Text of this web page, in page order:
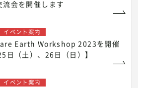
会を開催します
イベント案内
Earth Workshop 2023を開催
日（土）、26日（日）】
イベント案内